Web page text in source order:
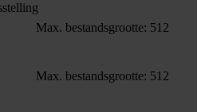
Max. bestandsgrootte: 512
Max. bestandsgrootte: 512